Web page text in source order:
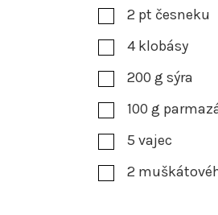
2 pt česneku
4 klobásy
200 g sýra
100 g
5 vajec
2